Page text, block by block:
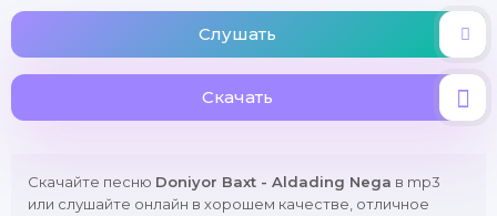
Слушать
Скачать
Скачайте песню Doniyor Baxt - Aldading Nega в mp3
или слушайте онлайн в хорошем качестве, отличное